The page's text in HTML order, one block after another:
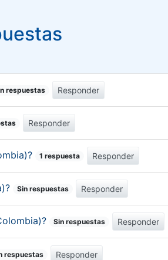
respuestas Responder
Responder
1 respuesta Responder
Sin respuestas Responder
Sin respuestas Responder
respuestas Responder